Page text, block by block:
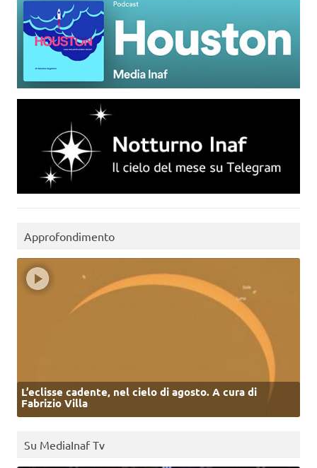
Approfondimento
L’eclisse cadente, nel cielo di agosto. A cura di
Fabrizio Villa
Su MediaInaf Tv